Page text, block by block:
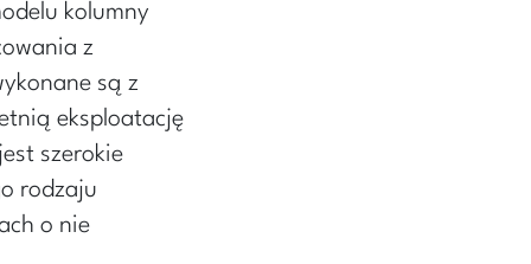
kolumny
z
są z
eksploatację
szerokie
rodzaju
o nie